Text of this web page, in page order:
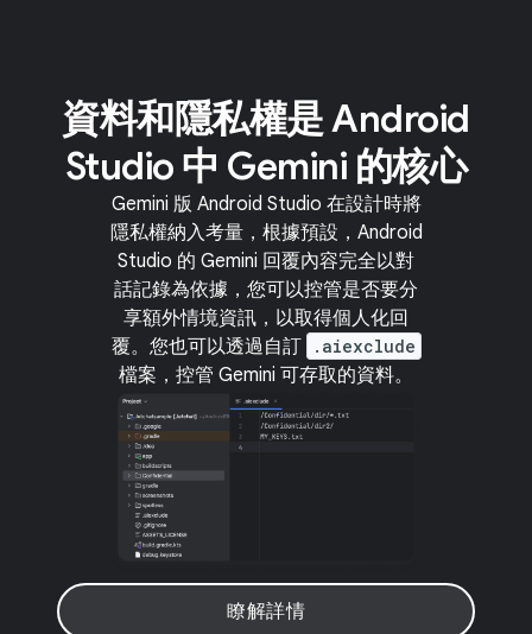
資料和隱私權是 Android
Studio 中 Gemini 的核心
Gemini 版 Android Studio 在設計時將
隱私權納入考量，根據預設，Android
Studio 的 Gemini 回覆內容完全以對
話記錄為依據，您可以控管是否要分
享額外情境資訊，以取得個人化回
覆。您也可以透過自訂
.aiexclude
檔案，控管 Gemini 可存取的資料。
瞭解詳情